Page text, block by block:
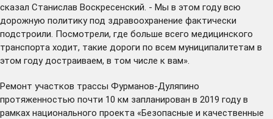
сказал Станислав Воскресенский. - Мы в этом году всю
дорожную политику под здравоохранение фактически
подстроили. Посмотрели, где больше всего медицинского
транспорта ходит, такие дороги по всем муниципалитетам в
этом году достраиваем, в том числе к вам».
Ремонт участков трассы Фурманов-Дуляпино
протяженностью почти 10 км запланирован в 2019 году в
рамках национального проекта «Безопасные и качественные